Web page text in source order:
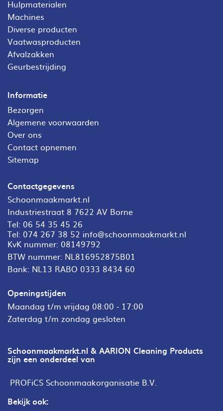
Hulpmaterialen
Machines
Diverse producten
Vaatwasproducten
Afvalzakken
Geurbestrijding
Informatie
Bezorgen
Algemene voorwaarden
Over ons
Contact opnemen
Sitemap
Contactgegevens
Schoonmaakmarkt.nl
Industriestraat 8 7622 AV Borne
Tel: 06 54 35 45 26
Tel: 074 267 38 52 info@schoonmaakmarkt.nl
KvK nummer: 08149792
BTW nummer: NL816952875B01
Bank: NL13 RABO 0333 8434 60
Openingstijden
Maandag t/m vrijdag 08:00 - 17:00
Zaterdag t/m zondag gesloten
Schoonmaakmarkt.nl & AARION Cleaning Products
zijn een onderdeel van
PROFiCS Schoonmaakorganisatie B.V.
Bekijk ook: